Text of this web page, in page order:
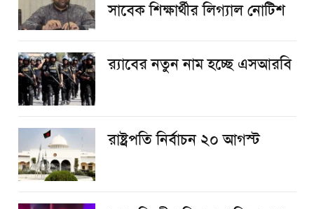
সাবেক শিক্ষার্থীর লিগ্যাল নোটিশ
র‌্যাবের নতুন নাম হচ্ছে এসআরবি
রাষ্ট্রপতি নির্বাচন ২০ আগস্ট